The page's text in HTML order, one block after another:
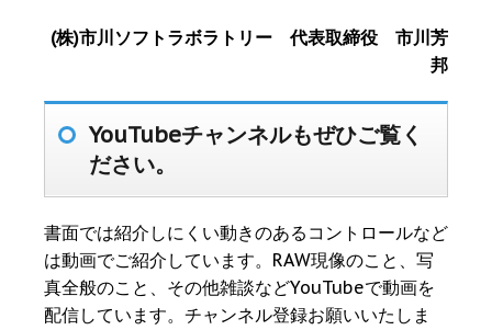
(株)市川ソフトラボラトリー 代表取締役 市川芳
邦
YouTubeチャンネルもぜひご覧く
ださい。
書面では紹介しにくい動きのあるコントロールなど
は動画でご紹介しています。RAW現像のこと、写
真全般のこと、その他雑談などYouTubeで動画を
配信しています。チャンネル登録お願いいたしま